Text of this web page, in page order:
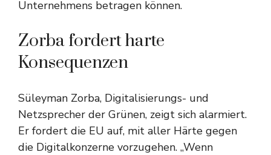
Unternehmens betragen können.
Zorba fordert harte
Konsequenzen
Süleyman Zorba, Digitalisierungs- und
Netzsprecher der Grünen, zeigt sich alarmiert.
Er fordert die EU auf, mit aller Härte gegen
die Digitalkonzerne vorzugehen. „Wenn